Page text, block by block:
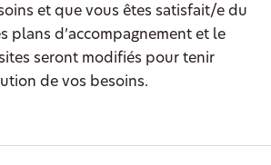
et que vous êtes satisfait/e du
plans d’accompagnement et le
seront modifiés pour tenir
de vos besoins.